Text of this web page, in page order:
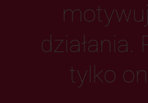
działania.
tylko